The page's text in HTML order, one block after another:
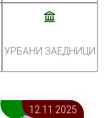
УРБАНИ ЗАЕДНИЦИ
12.11 2025